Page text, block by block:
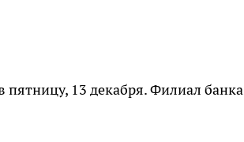
13 декабря. Филиал банка